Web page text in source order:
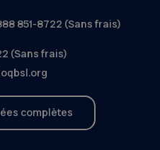
851-8722 (Sans frais)
(Sans frais)
complètes